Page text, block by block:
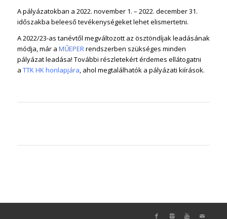
A pályázatokban a 2022. november 1. – 2022. december 31.
időszakba beleeső tevékenységeket lehet elismertetni.
A 2022/23-as tanévtől megváltozott az ösztöndíjak leadásának
módja, már a MŰEPER rendszerben szükséges minden
pályázat leadása! További részletekért érdemes ellátogatni
a TTK HK honlapjára , ahol megtalálhatók a pályázati kiírások.